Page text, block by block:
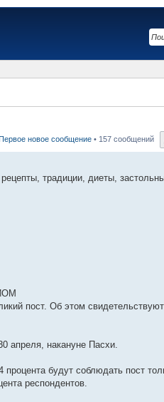
новое сообщение • 157 сообщений
традиции, диеты,
пост. Об этом свидетельствуют
апреля, накануне Пасхи.
будут соблюдать пост
респондентов.